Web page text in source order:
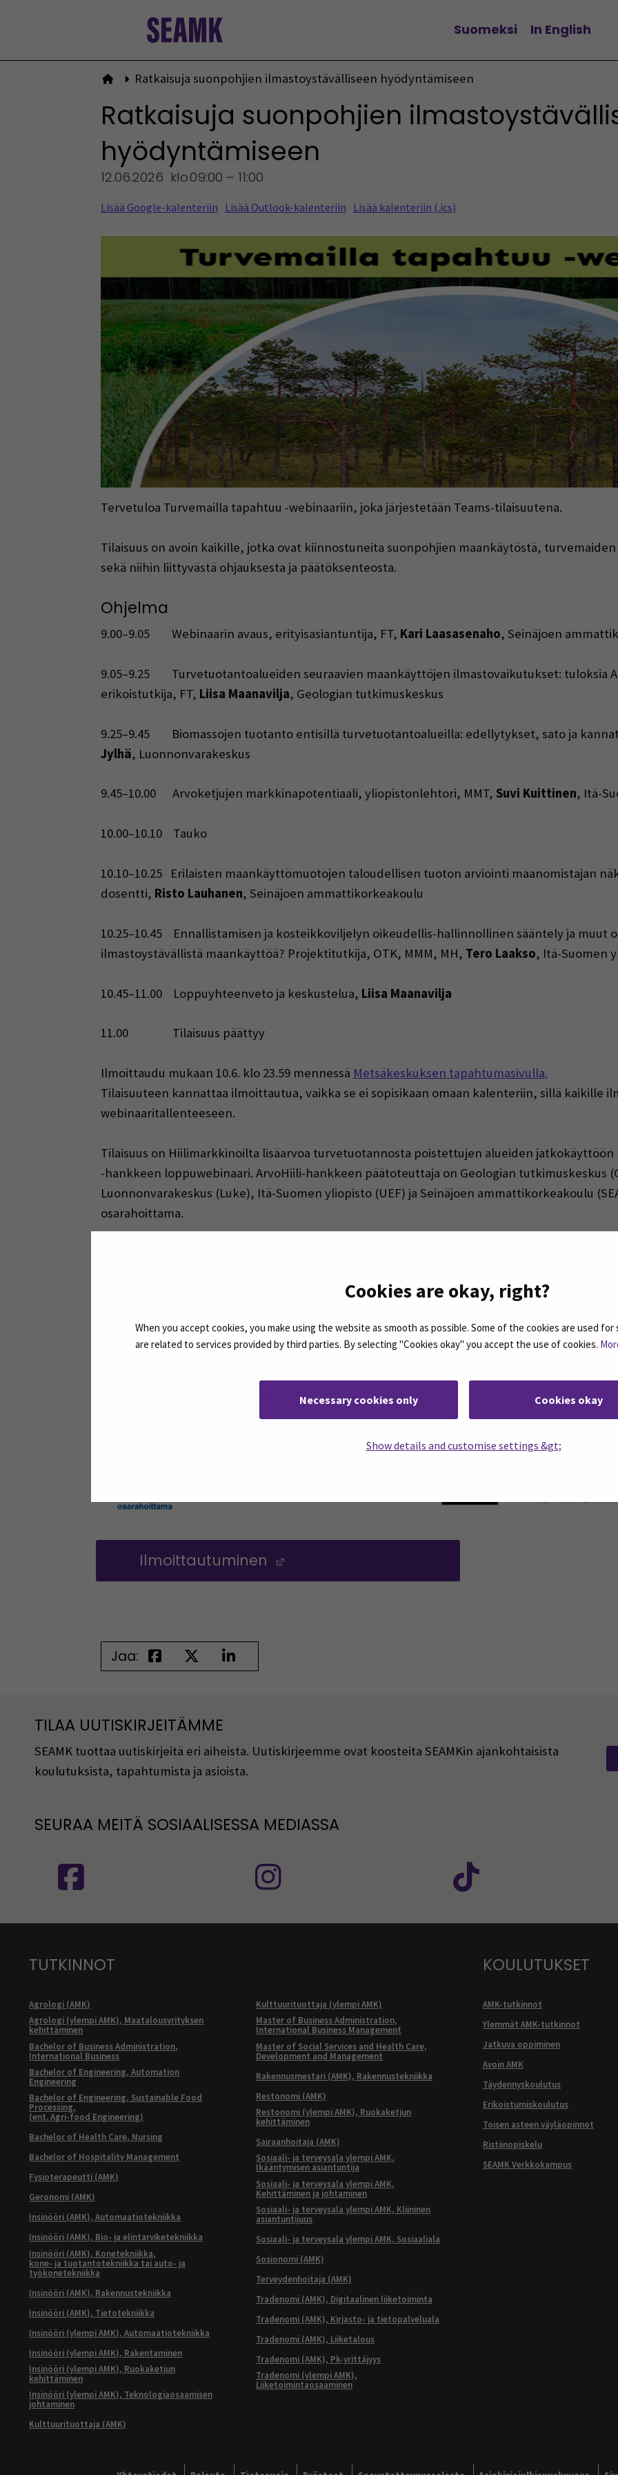
Cookies are okay, right?
When you accept cookies, you make using the website as smooth as possible. Some of the cookies are used
are related to services provided by third parties. By selecting "Cookies okay" you accept the use of cookies.
Necessary cookies only Cookies okay
Show details and customise settings &gt;
Vaihda kieltä
Suomeksi In English
Etusivulle
Ratkaisuja suonpohjien ilmastoystävälliseen hyödyntämiseen
Ratkaisuja suonpohjien
hyödyntämiseen
12.06.2026 klo09:00 – 11:00
Lisää Google-kalenteriin Lisää Outlook-kalenteriin Lisää kalenteriin (.ics)
Tervetuloa Turvemailla tapahtuu -webinaariin, joka järjestetään Teams-tilaisuutena.
Tilaisuus on avoin kaikille, jotka ovat kiinnostuneita suonpohjien maankäytöstä,
sekä niihin liittyvästä ohjauksesta ja päätöksenteosta.
Ohjelma
9.00–9.05 Webinaarin avaus, erityisasiantuntija, FT, Kari Laasasenaho, Seinäjoen
9.05–9.25 Turvetuotantoalueiden seuraavien maankäyttöjen ilmastovaikutukset: tuloksia
erikoistutkija, FT, Liisa Maanavilja, Geologian tutkimuskeskus
9.25–9.45 Biomassojen tuotanto entisillä turvetuotantoalueilla: edellytykset, sato ja
Jylhä, Luonnonvarakeskus
9.45–10.00 Arvoketjujen markkinapotentiaali, yliopistonlehtori, MMT, Suvi Kuittinen, Itä-
10.00–10.10 Tauko
10.10–10.25 Erilaisten maankäyttömuotojen taloudellisen tuoton arviointi maanomistajan
dosentti, Risto Lauhanen, Seinäjoen ammattikorkeakoulu
10.25–10.45 Ennallistamisen ja kosteikkoviljelyn oikeudellis-hallinnollinen sääntely ja muut
ilmastoystävällistä maankäyttöä? Projektitutkija, OTK, MMM, MH, Tero Laakso, Itä-Suomen
10.45–11.00 Loppuyhteenveto ja keskustelua, Liisa Maanavilja
11.00 Tilaisuus päättyy
Ilmoittaudu mukaan 10.6. klo 23.59 mennessä Metsäkeskuksen tapahtumasivulla.
Tilaisuuteen kannattaa ilmoittautua, vaikka se ei sopisikaan omaan kalenteriin, sillä kaikille
webinaaritallenteeseen.
Tilaisuus on Hiilimarkkinoilta lisäarvoa turvetuotannosta poistettujen alueiden jatkokäyttöön
-hankkeen loppuwebinaari. ArvoHiili-hankkeen päätoteuttaja on Geologian tutkimuskeskus
Luonnonvarakeskus (Luke), Itä-Suomen yliopisto (UEF) ja Seinäjoen ammattikorkeakoulu
osarahoittama.
Kari Laasasenaho
erityisasiantuntija
Ilmoittautuminen
Jaa:
TILAA UUTISKIRJEITÄMME
SEAMK tuottaa uutiskirjeitä eri aiheista. Uutiskirjeemme ovat koosteita SEAMKin ajankohtaisista
koulutuksista, tapahtumista ja asioista.
SEURAA MEITÄ SOSIAALISESSA MEDIASSA
TUTKINNOT
Agrologi (AMK)
Agrologi (ylempi AMK), Maatalousyrityksen
kehittäminen
Bachelor of Business Administration,
International Business
Bachelor of Engineering, Automation
Engineering
Bachelor of Engineering, Sustainable Food
Processing,
(ent. Agri-food Engineering)
Bachelor of Health Care, Nursing
Bachelor of Hospitality Management
Fysioterapeutti (AMK)
Geronomi (AMK)
Insinööri (AMK), Automaatiotekniikka
Insinööri (AMK), Bio- ja elintarviketekniikka
Insinööri (AMK), Konetekniikka,
kone- ja tuotantotekniikka tai auto- ja
työkonetekniikka
Insinööri (AMK), Rakennustekniikka
Insinööri (AMK), Tietotekniikka
Insinööri (ylempi AMK), Automaatiotekniikka
Insinööri (ylempi AMK), Rakentaminen
Insinööri (ylempi AMK), Ruokaketjun
kehittäminen
Insinööri (ylempi AMK), Teknologiaosaamisen
johtaminen
Kulttuurituottaja (AMK)
Kulttuurituottaja (ylempi AMK)
Master of Business Administration,
International Business Management
Master of Social Services and Health Care,
Development and Management
Rakennusmestari (AMK), Rakennustekniikka
Restonomi (AMK)
Restonomi (ylempi AMK), Ruokaketjun
kehittäminen
Sairaanhoitaja (AMK)
Sosiaali- ja terveysala ylempi AMK,
Ikääntymisen asiantuntija
Sosiaali- ja terveysala ylempi AMK,
Kehittäminen ja johtaminen
Sosiaali- ja terveysala ylempi AMK, Kliininen
asiantuntijuus
Sosiaali- ja terveysala ylempi AMK, Sosiaaliala
Sosionomi (AMK)
Terveydenhoitaja (AMK)
Tradenomi (AMK), Digitaalinen liiketoiminta
Tradenomi (AMK), Kirjasto- ja tietopalveluala
Tradenomi (AMK), Liiketalous
Tradenomi (AMK), Pk-yrittäjyys
Tradenomi (ylempi AMK),
Liiketoimintaosaaminen
KOULUTUKSET
AMK-tutkinnot
Ylemmät AMK-tutkinnot
Jatkuva oppiminen
Avoin AMK
Täydennyskoulutus
Erikoistumiskoulutus
Toisen asteen väyläopinnot
Ristiinopiskelu
SEAMK Verkkokampus